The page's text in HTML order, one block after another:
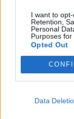
I want to
Retention,
Personal
Purposes for
Opted Out
Data